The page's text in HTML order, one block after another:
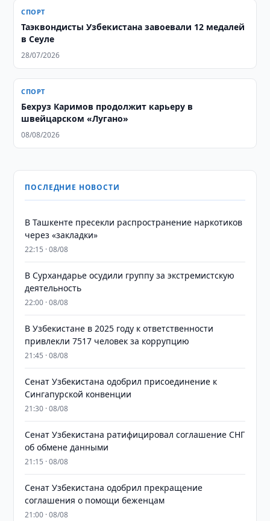
СПОРТ
Таэквондисты Узбекистана завоевали 12 медалей
в Сеуле
28/07/2026
СПОРТ
Бехруз Каримов продолжит карьеру в
швейцарском «Лугано»
08/08/2026
ПОСЛЕДНИЕ НОВОСТИ
В Ташкенте пресекли распространение наркотиков
через «закладки»
22:15 · 08/08
В Сурхандарье осудили группу за экстремистскую
деятельность
22:00 · 08/08
В Узбекистане в 2025 году к ответственности
привлекли 7517 человек за коррупцию
21:45 · 08/08
Сенат Узбекистана одобрил присоединение к
Сингапурской конвенции
21:30 · 08/08
Сенат Узбекистана ратифицировал соглашение СНГ
об обмене данными
21:15 · 08/08
Сенат Узбекистана одобрил прекращение
соглашения о помощи беженцам
21:00 · 08/08